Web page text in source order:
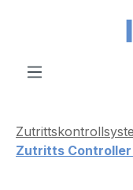
Zum Hauptinhalt
Zutritts Controller